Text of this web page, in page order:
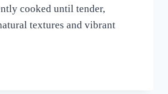
cooked until tender,
textures and vibrant